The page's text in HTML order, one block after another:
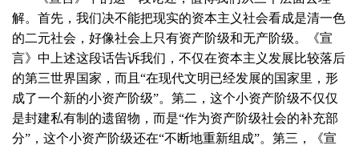
解。首先，我们决不能把现实的资本主义社会看成是清一色
的二元社会，好像社会上只有资产阶级和无产阶级。《宣
言》中上述这段话告诉我们，不仅在资本主义发展比较落后
的第三世界国家，而且“在现代文明已经发展的国家里，形
成了一个新的小资产阶级”。第二，这个小资产阶级不仅仅
是封建私有制的遗留物，而是“作为资产阶级社会的补充部
分”，这个小资产阶级还在“不断地重新组成”。第三，《宣